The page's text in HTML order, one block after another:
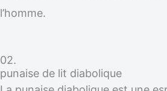
l’homme.
02.
punaise de lit diabolique